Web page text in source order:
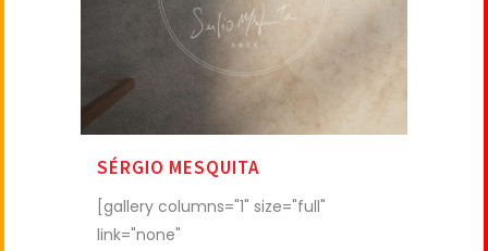
SÉRGIO MESQUITA
[gallery columns="1" size="full"
link="none"